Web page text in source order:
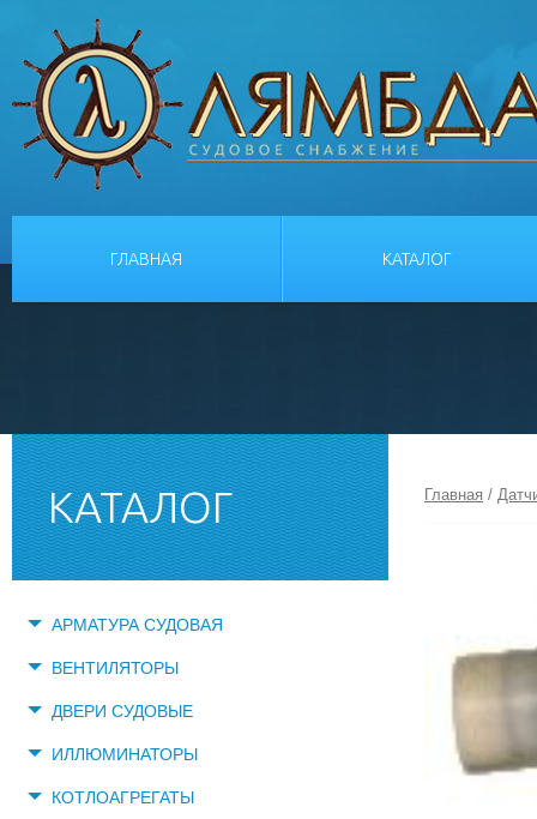
ГЛАВНАЯ КАТАЛОГ
КАТАЛОГ
АРМАТУРА СУДОВАЯ
ВЕНТИЛЯТОРЫ
ДВЕРИ СУДОВЫЕ
ИЛЛЮМИНАТОРЫ
КОТЛОАГРЕГАТЫ
Главная /